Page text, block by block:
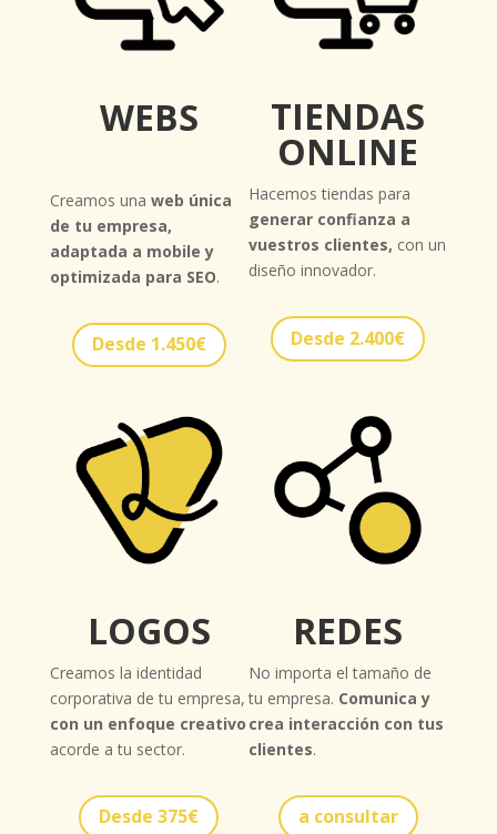
WEBS
Creamos una web única
de tu empresa,
adaptada a mobile y
optimizada para SEO.
Desde 1.450€
TIENDAS
ONLINE
Hacemos tiendas para
generar confianza a
vuestros clientes, con un
diseño innovador.
Desde 2.400€
LOGOS
Creamos la identidad
corporativa de tu empresa,
con un enfoque creativo
acorde a tu sector.
Desde 375€
REDES
No importa el tamaño de
tu empresa. Comunica y
crea interacción con tus
clientes.
a consultar